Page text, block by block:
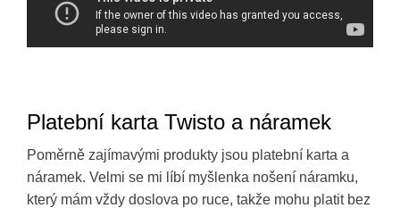
Platební karta Twisto a náramek
Poměrně zajímavými produkty jsou platební karta a
náramek. Velmi se mi líbí myšlenka nošení náramku,
který mám vždy doslova po ruce, takže mohu platit bez